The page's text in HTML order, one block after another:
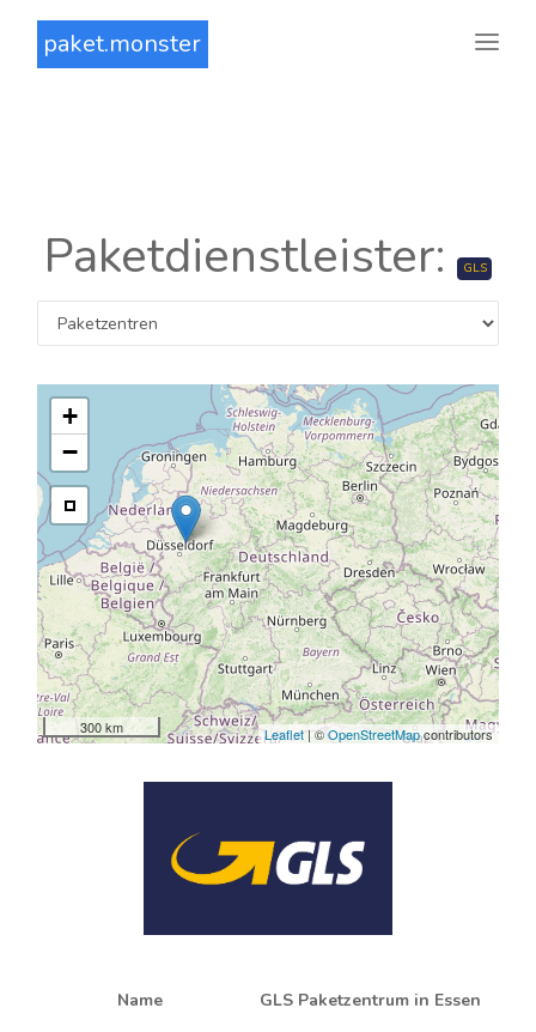
paket.monster
Paketdienstleister: GLS
+
−
300 km Leaflet | ©OpenStreetMapcontributors
Name GLS Paketzentrum in Essen